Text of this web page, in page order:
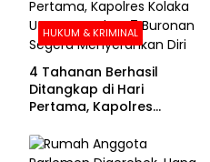
HUKUM & KRIMINAL
4 Tahanan Berhasil
Ditangkap di Hari
Pertama, Kapolres
Buronan Segera
Menyerahkan Diri